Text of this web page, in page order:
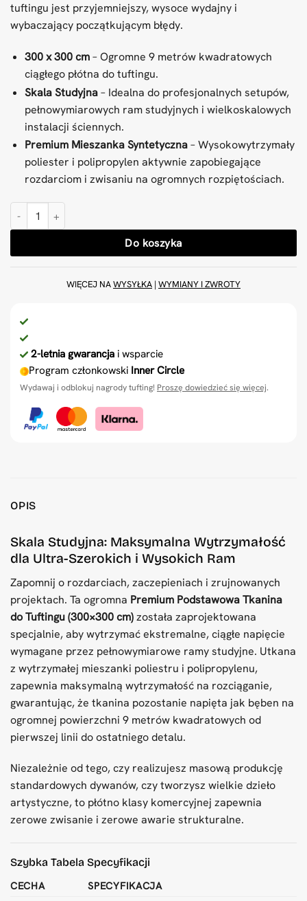
tuftingu jest przyjemniejszy, wysoce wydajny i
wybaczający początkującym błędy.
300 x 300 cm– Ogromne 9 metrów kwadratowych
ciągłego płótna do tuftingu.
Skala Studyjna– Idealna do profesjonalnych setupów,
pełnowymiarowych ram studyjnych i wielkoskalowych
instalacji ściennych.
Premium Mieszanka Syntetyczna– Wysokowytrzymały
poliester i polipropylen aktywnie zapobiegające
rozdarciom i zwisaniu na ogromnych rozpiętościach.
ilość Podstawowa tkanina tuftingowa 300x300cm
Do koszyka
WIĘCEJ NAWYSYŁKA | WYMIANY I ZWROTY
2-letnia gwarancja i wsparcie
Program członkowski Inner Circle
Wydawaj i odblokuj nagrody tufting! Proszę dowiedzieć się więcej.
OPIS
Skala Studyjna: Maksymalna Wytrzymałość
dla Ultra-Szerokich i Wysokich Ram
Zapomnij o rozdarciach, zaczepieniach i zrujnowanych
projektach. Ta ogromna Premium Podstawowa Tkanina
do Tuftingu (300×300 cm)została zaprojektowana
specjalnie, aby wytrzymać ekstremalne, ciągłe napięcie
wymagane przez pełnowymiarowe ramy studyjne. Utkana
z wytrzymałej mieszanki poliestru i polipropylenu,
zapewnia maksymalną wytrzymałość na rozciąganie,
gwarantując, że tkanina pozostanie napięta jak bęben na
ogromnej powierzchni 9 metrów kwadratowych od
pierwszej linii do ostatniego detalu.
Niezależnie od tego, czy realizujesz masową produkcję
standardowych dywanów, czy tworzysz wielkie dzieło
artystyczne, to płótno klasy komercyjnej zapewnia
zerowe zwisanie i zerowe awarie strukturalne.
Szybka Tabela Specyfikacji
CECHA
SPECYFIKACJA